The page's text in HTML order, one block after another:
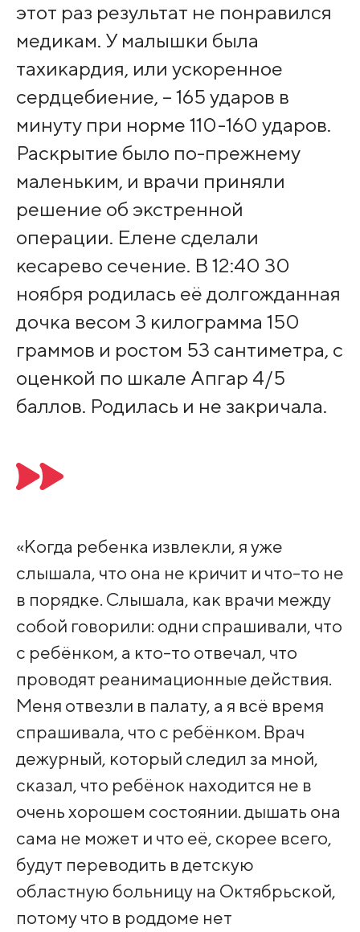
этот раз результат не понравился
медикам. У малышки была
тахикардия, или ускоренное
сердцебиение, – 165 ударов в
минуту при норме 110-160 ударов.
Раскрытие было по-прежнему
маленьким, и врачи приняли
решение об экстренной
операции. Елене сделали
кесарево сечение. В 12:40 30
ноября родилась её долгожданная
дочка весом 3 килограмма 150
граммов и ростом 53 сантиметра, с
оценкой по шкале Апгар 4/5
баллов. Родилась и не закричала.
«Когда ребенка извлекли, я уже
слышала, что она не кричит и что-то не
в порядке. Слышала, как врачи между
собой говорили: одни спрашивали, что
с ребёнком, а кто-то отвечал, что
проводят реанимационные действия.
Меня отвезли в палату, а я всё время
спрашивала, что с ребёнком. Врач
дежурный, который следил за мной,
сказал, что ребёнок находится не в
очень хорошем состоянии. дышать она
сама не может и что её, скорее всего,
будут переводить в детскую
областную больницу на Октябрьской,
потому что в роддоме нет